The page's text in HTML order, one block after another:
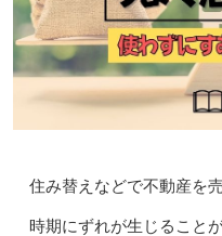
住み替えなどで不動産を
時期にずれが生じること